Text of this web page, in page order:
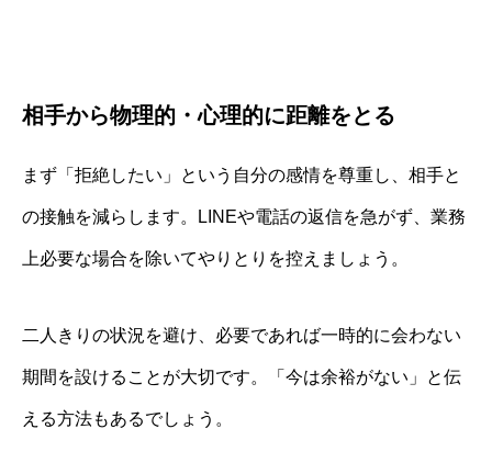
相手から物理的・心理的に距離をとる
まず「拒絶したい」という自分の感情を尊重し、相手と
の接触を減らします。LINEや電話の返信を急がず、業務
上必要な場合を除いてやりとりを控えましょう。
二人きりの状況を避け、必要であれば一時的に会わない
期間を設けることが大切です。「今は余裕がない」と伝
える方法もあるでしょう。